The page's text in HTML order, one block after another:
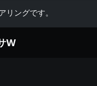
リングです。
W